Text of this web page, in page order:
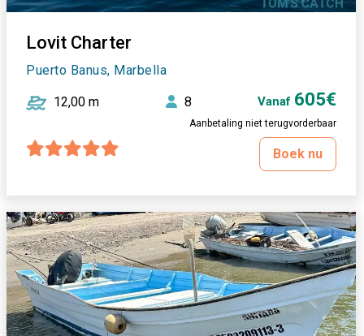
Lovit Charter
Puerto Banus, Marbella
12,00 m 8 Vanaf 605€
Aanbetaling niet terugvorderbaar
Boek nu